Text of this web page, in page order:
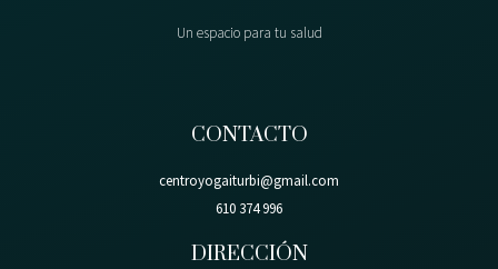
Un espacio para tu salud
CONTACTO
centroyogaiturbi@gmail.com
610 374 996
DIRECCIÓN